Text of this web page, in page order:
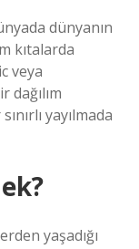
dünyanın
kıtalarda
veya
yayılmada
yaşadığı